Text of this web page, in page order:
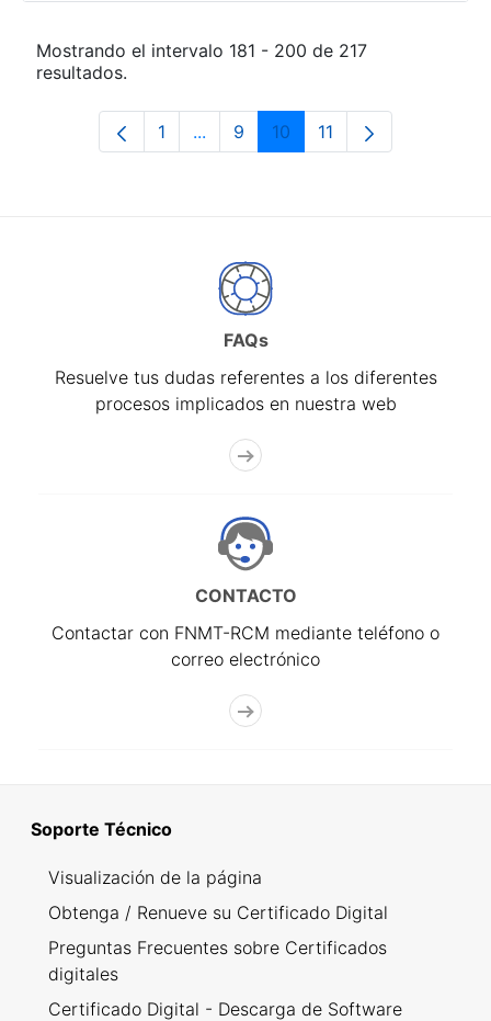
Mostrando el intervalo 181 - 200 de 217
resultados.
Página
1 ...Páginas intermedias Use TAB para
Página
9 Página
10 Página
11
FAQs
Resuelve tus dudas referentes a los diferentes
procesos implicados en nuestra web
CONTACTO
Contactar con FNMT-RCM mediante teléfono o
correo electrónico
Soporte Técnico
Visualización de la página
Obtenga / Renueve su Certificado Digital
Preguntas Frecuentes sobre Certificados
digitales
Certificado Digital - Descarga de Software